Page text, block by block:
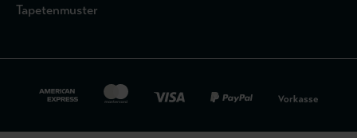
Tapetenmuster